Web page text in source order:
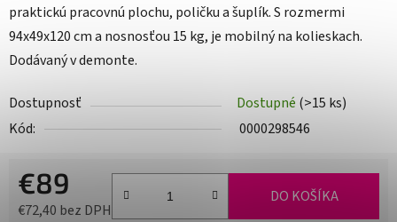
praktickú pracovnú plochu, poličku a šuplík. S rozmermi
94x49x120 cm a nosnosťou 15 kg, je mobilný na kolieskach.
Dodávaný v demonte.
Dostupnosť Dostupné (>15 ks)
Kód:
0000298546
€89
€72,40 bez DPH
DO KOŠÍKA